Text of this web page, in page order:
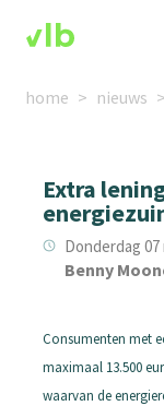
home nieuws
Extra
Donderdag 07
Benny
Consumenten met
maximaal 13.500
waarvan de